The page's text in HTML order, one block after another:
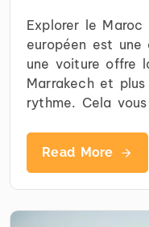
Explorer le
européen est une
une voiture offre
Marrakech et
rythme. Cela
Read More